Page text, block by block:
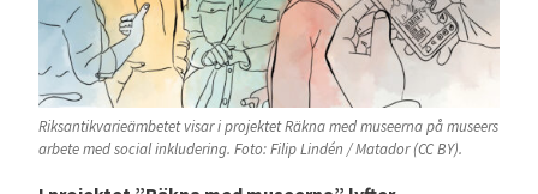
Riksantikvarieämbetet visar i projektet Räkna med museerna på museers
arbete med social inkludering. Foto: Filip Lindén / Matador (CC BY).